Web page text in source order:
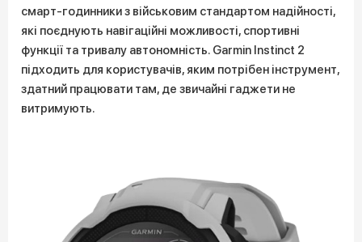
смарт-годинники з військовим стандартом надійності,
які поєднують навігаційні можливості, спортивні
функції та тривалу автономність. Garmin Instinct 2
підходить для користувачів, яким потрібен інструмент,
здатний працювати там, де звичайні гаджети не
витримують.